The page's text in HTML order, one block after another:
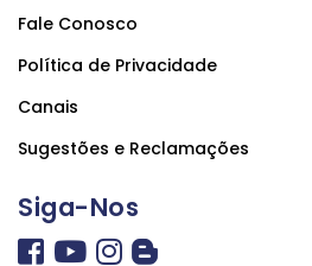
Fale Conosco
Política de Privacidade
Canais
Sugestões e Reclamações
Siga-Nos